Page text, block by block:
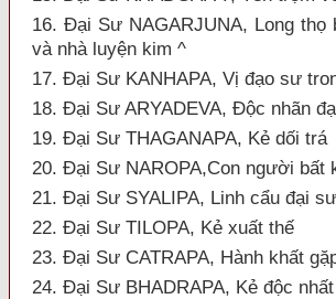
16. Đại Sư NAGARJUNA, Long thọ
và nhà luyện kim ^
17. Đại Sư KANHAPA, Vị đạo sư
18. Đại Sư ARYADEVA, Ðộc nhãn
19. Đại Sư THAGANAPA, Kẻ dối trá
20. Đại Sư NAROPA,Con người bất
21. Đại Sư SYALIPA, Linh cẩu đại sư
22. Đại Sư TILOPA, Kẻ xuất thế
23. Đại Sư CATRAPA, Hành khất
24. Đại Sư BHADRAPA, Kẻ độc